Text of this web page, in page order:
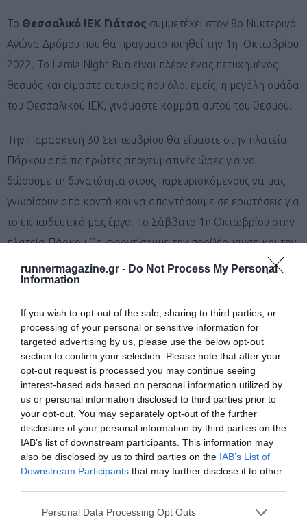
runnermagazine.gr - Do Not Process My Personal
Information
If you wish to opt-out of the sale, sharing to third parties, or
processing of your personal or sensitive information for
targeted advertising by us, please use the below opt-out
section to confirm your selection. Please note that after your
opt-out request is processed you may continue seeing
interest-based ads based on personal information utilized by
us or personal information disclosed to third parties prior to
your opt-out. You may separately opt-out of the further
disclosure of your personal information by third parties on the
IAB’s list of downstream participants. This information may
also be disclosed by us to third parties on the IAB’s List of
Downstream Participants that may further disclose it to other
Personal Data Processing Opt Outs
Το Θεσσαλικό ΙΕΚ Γιάτσος συμμετέχει στον 8ο Νυκτερινό
Αγώνα Δρόμου που θα πραγματοποιηθεί την 1η Οκτωβρίου
2022. Το Lamia Night Run είναι πλέον ένας πετυχημένος
θεσμός και είμαστε ευτυχείς που όλοι εμείς, η μεγάλη ομάδα
του Θεσσαλικού ΙΕΚ, γινόμαστε κομμάτι αυτού του θεσμού.
Την Παρασκευή 30 Σεπτεμβρίου θα είμαστε στην πλατεία
Πάρκου από τις πρώτες απογευματινές ώρες για να
δώσουμε τη δυνατότητα στους παρευρισκόμενους να μας
γνωρίσουν από κοντά και να απαντήσουμε σε ερωτήσεις για
το εκπαιδευτικό μας έργο. Το Σάββατο 1η Οκτωβρίου στην
πλατεία Πάρκου θα φροντίσουμε την προθέρμανση και την
αποθεραπεία των αθλητών. Συγκεκριμένα, τα τμήματα
Φυσικοθεραπείας και Προπονητή Αθλημάτων
διατάσεις και τα λοιπά, για να διευκολυνθεί με φυσικό
τρόπο η συμμετοχή στον αγώνα και η αποθεραπεία των
δρομέων.
Στους συμμετέχοντες των 10.000μ θα δοθούν:
Τεχνικό T-Shirtluanvi
– Aριθμός εγγραφής(Bib)με γραμμένο και το
ονοματεπώνυμο.